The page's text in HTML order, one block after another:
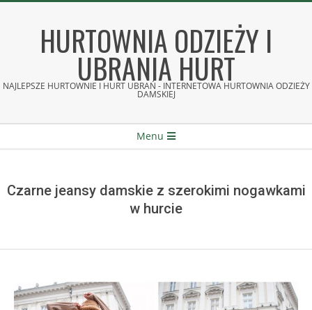
HURTOWNIA ODZIEŻY I
UBRANIA HURT
NAJLEPSZE HURTOWNIE I HURT UBRAŃ - INTERNETOWA HURTOWNIA ODZIEŻY
DAMSKIEJ
Menu
Czarne jeansy damskie z szerokimi nogawkami
w hurcie